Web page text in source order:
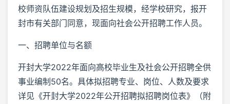
校师资队伍建设规划及招生规模，经学校研究，报开
封市有关部门同意，现面向社会公开招聘工作人员。
一、招聘单位与名额
开封大学2022年面向高校毕业生及社会公开招聘全供
事业编制50名。具体拟招聘专业、岗位、人数及要求
详见《开封大学2022年公开招聘拟招聘岗位表》（附